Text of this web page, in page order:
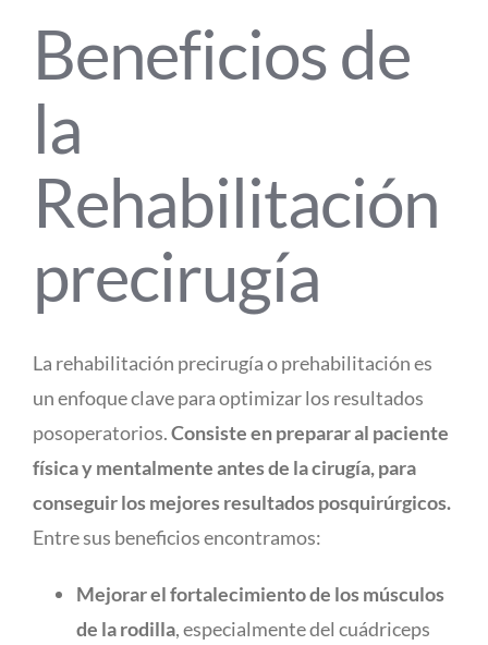
Beneficios de
la
Rehabilitación
precirugía
La rehabilitación precirugía o prehabilitación es
un enfoque clave para optimizar los resultados
posoperatorios.Consiste en preparar al paciente
física y mentalmente antes de la cirugía, para
conseguir los mejores resultados posquirúrgicos.
Entre sus beneficios encontramos:
Mejorar el fortalecimiento de los músculos
de la rodilla, especialmente del cuádriceps